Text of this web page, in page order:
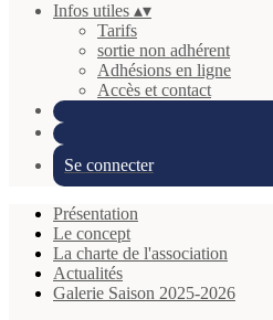
Infos utiles ▴▾
Tarifs
sortie non adhérent
Adhésions en ligne
Accès et contact
Se connecter
Présentation
Le concept
La charte de l'association
Actualités
Galerie Saison 2025-2026